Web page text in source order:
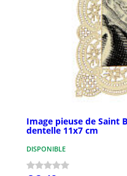
Image pieuse de Saint
dentelle 11x7 cm
DISPONIBLE